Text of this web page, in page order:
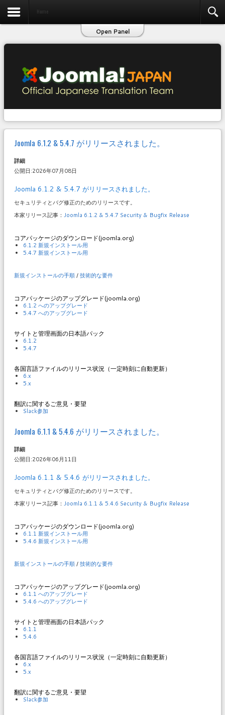
Home
Open Panel
Joomla 6.1.2 & 5.4.7 がリリースされました。
詳細
公開日:2026年07月08日
Joomla 6.1.2 & 5.4.7 がリリースされました。
セキュリティとバグ修正のためのリリースです。
本家リリース記事： Joomla 6.1.2 & 5.4.7 Security & Bugfix Release
コアパッケージのダウンロード(joomla.org)
6.1.2 新規インストール用
5.4.7 新規インストール用
新規インストールの手順/技術的な要件
コアパッケージのアップグレード(joomla.org)
6.1.2 へのアップグレード
5.4.7 へのアップグレード
サイトと管理画面の日本語パック
6.1.2
5.4.7
各国言語ファイルのリリース状況（一定時刻に自動更新）
6.x
5.x
翻訳に関するご意見・要望
Slack参加
Joomla 6.1.1 & 5.4.6 がリリースされました。
詳細
公開日:2026年06月11日
Joomla 6.1.1 & 5.4.6 がリリースされました。
セキュリティとバグ修正のためのリリースです。
本家リリース記事： Joomla 6.1.1 & 5.4.6 Security & Bugfix Release
コアパッケージのダウンロード(joomla.org)
6.1.1 新規インストール用
5.4.6 新規インストール用
新規インストールの手順/技術的な要件
コアパッケージのアップグレード(joomla.org)
6.1.1 へのアップグレード
5.4.6 へのアップグレード
サイトと管理画面の日本語パック
6.1.1
5.4.6
各国言語ファイルのリリース状況（一定時刻に自動更新）
6.x
5.x
翻訳に関するご意見・要望
Slack参加